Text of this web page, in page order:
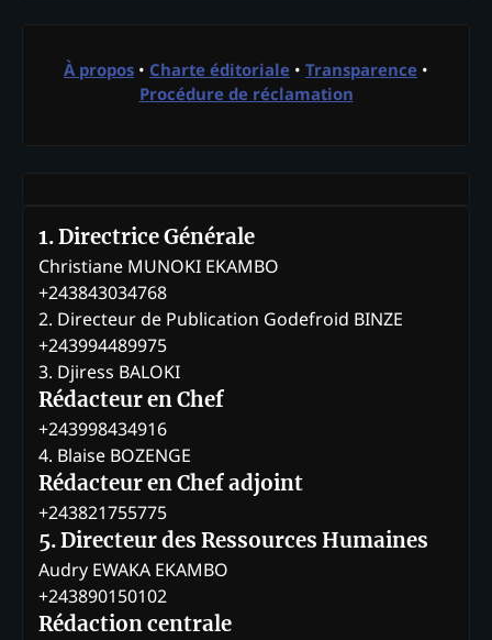
À propos • Charte éditoriale • Transparence •
Procédure de réclamation
1. Directrice Générale
Christiane MUNOKI EKAMBO
+243843034768
2. Directeur de Publication Godefroid BINZE
+243994489975
3. Djiress BALOKI
Rédacteur en Chef
+243998434916
4. Blaise BOZENGE
Rédacteur en Chef adjoint
+243821755775
5. Directeur des Ressources Humaines
Audry EWAKA EKAMBO
+243890150102
Rédaction centrale